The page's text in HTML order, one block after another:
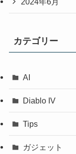
カテゴリー
AI
Diablo IV
Tips
ガジェット